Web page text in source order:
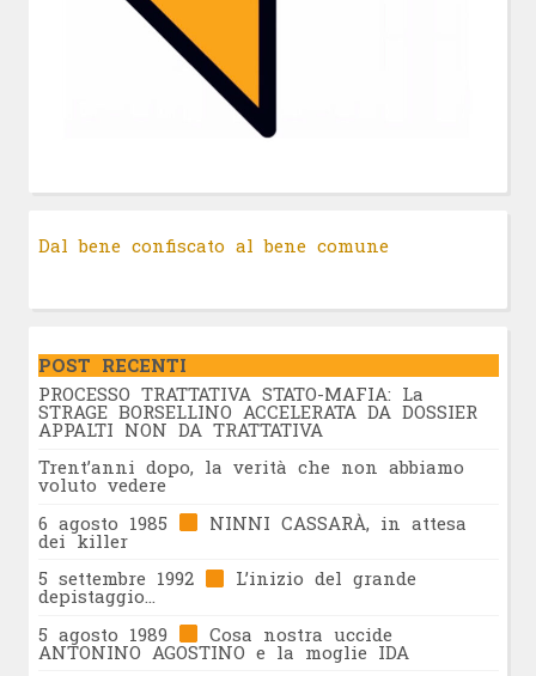
Dal bene confiscato al bene comune
POST RECENTI
PROCESSO TRATTATIVA STATO-MAFIA: La
STRAGE BORSELLINO ACCELERATA DA DOSSIER
APPALTI NON DA TRATTATIVA
Trent’anni dopo, la verità che non abbiamo
voluto vedere
6 agosto 1985
NINNI CASSARÀ, in attesa
dei killer
5 settembre 1992
L’inizio del grande
depistaggio…
5 agosto 1989
Cosa nostra uccide
ANTONINO AGOSTINO e la moglie IDA